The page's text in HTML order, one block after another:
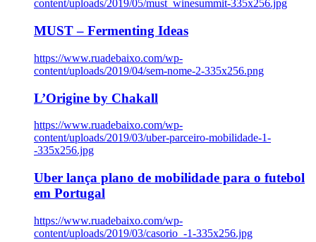
content/uploads/2019/05/must_winesummit-335x256.jpg
MUST – Fermenting Ideas
https://www.ruadebaixo.com/wp-
content/uploads/2019/04/sem-nome-2-335x256.png
L’Origine by Chakall
https://www.ruadebaixo.com/wp-
content/uploads/2019/03/uber-parceiro-mobilidade-1-
-335x256.jpg
Uber lança plano de mobilidade para o futebol
em Portugal
https://www.ruadebaixo.com/wp-
content/uploads/2019/03/casorio_-1-335x256.jpg